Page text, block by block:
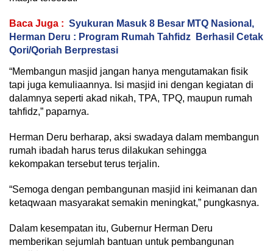
Baca Juga : Syukuran Masuk 8 Besar MTQ Nasional,
Herman Deru : Program Rumah Tahfidz Berhasil Cetak
Qori/Qoriah Berprestasi
“Membangun masjid jangan hanya mengutamakan fisik
tapi juga kemuliaannya. Isi masjid ini dengan kegiatan di
dalamnya seperti akad nikah, TPA, TPQ, maupun rumah
tahfidz,” paparnya.
Herman Deru berharap, aksi swadaya dalam membangun
rumah ibadah harus terus dilakukan sehingga
kekompakan tersebut terus terjalin.
“Semoga dengan pembangunan masjid ini keimanan dan
ketaqwaan masyarakat semakin meningkat,” pungkasnya.
Dalam kesempatan itu, Gubernur Herman Deru
memberikan sejumlah bantuan untuk pembangunan